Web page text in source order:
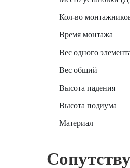
Кол-во
Время монтажа
Вес одного
Вес общий
Высота падения
Высота подиума
Материал